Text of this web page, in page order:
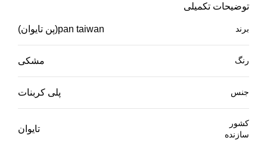
توضیحات تکمیلی
برند pan taiwan(پن تایوان)
رنگ مشکی
جنس پلی کربنات
کشور
سازنده
تایوان